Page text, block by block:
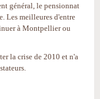
général, le pensionnat
Les meilleures d'entre
à Montpellier ou
la crise de 2010 et n'a